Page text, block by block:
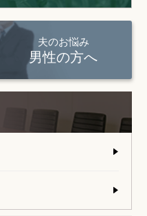
夫のお悩み
男性の方へ